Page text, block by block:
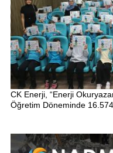
CK Enerji, “Enerji
Öğretim Döneminde 16.574